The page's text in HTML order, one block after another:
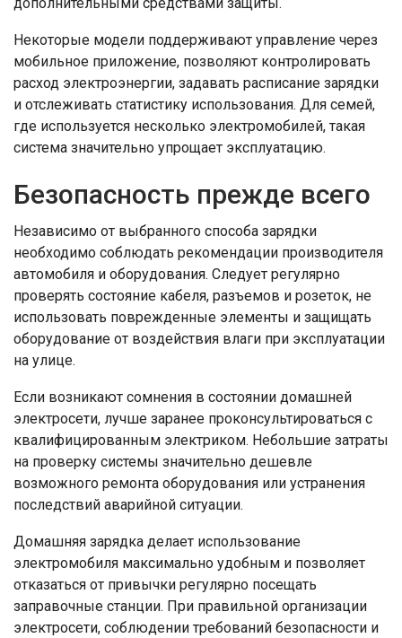
Некоторые модели поддерживают управление через
мобильное приложение, позволяют контролировать
расход электроэнергии, задавать расписание зарядки
и отслеживать статистику использования. Для семей,
где используется несколько электромобилей, такая
система значительно упрощает эксплуатацию.
Безопасность прежде всего
Независимо от выбранного способа зарядки
необходимо соблюдать рекомендации производителя
автомобиля и оборудования. Следует регулярно
проверять состояние кабеля, разъемов и розеток, не
использовать поврежденные элементы и защищать
оборудование от воздействия влаги при эксплуатации
на улице.
Если возникают сомнения в состоянии домашней
электросети, лучше заранее проконсультироваться с
квалифицированным электриком. Небольшие затраты
на проверку системы значительно дешевле
возможного ремонта оборудования или устранения
последствий аварийной ситуации.
Домашняя зарядка делает использование
электромобиля максимально удобным и позволяет
отказаться от привычки регулярно посещать
заправочные станции. При правильной организации
электросети, соблюдении требований безопасности и